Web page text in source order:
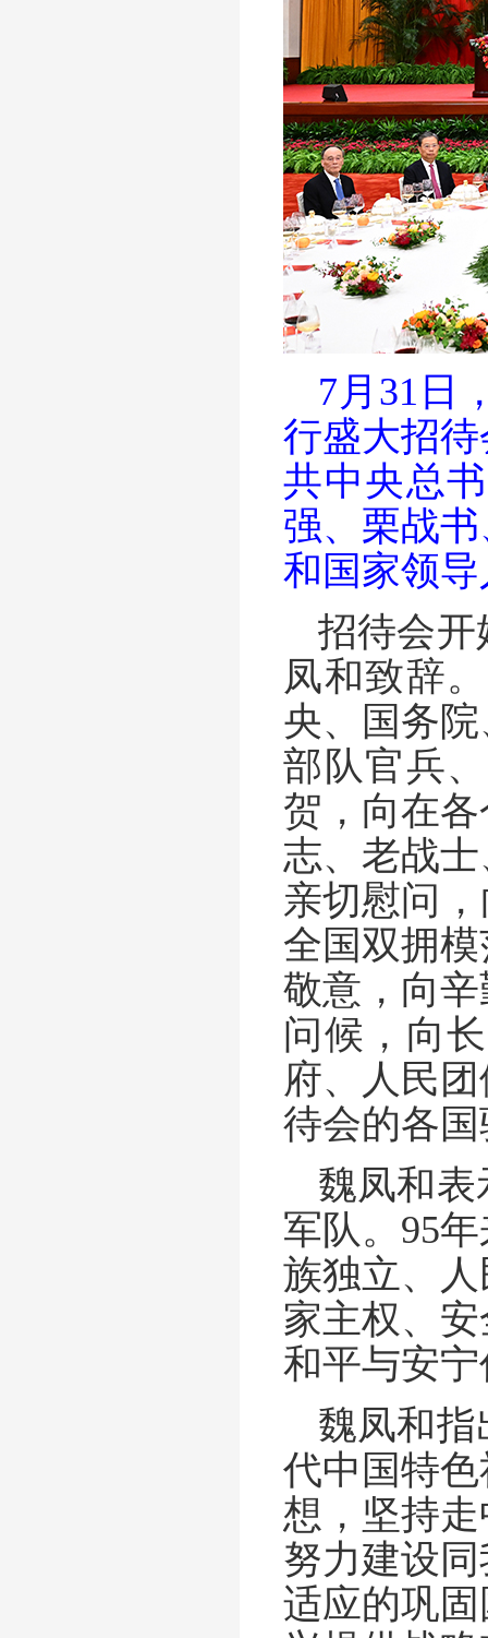
7月31日
行盛大招
共中央总
强、栗战
和国家领
招待会开
凤和致辞
央、国务
部队官兵
贺，向在
志、老战
亲切慰问
全国双拥
敬意，向
问候，向
府、人民
待会的各
魏凤和
军队。95
族独立、
家主权、
和平与安
魏凤和
代中国特
想，坚持
努力建设
适应的巩